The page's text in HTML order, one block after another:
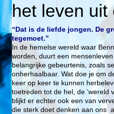
het leven uit
“Dat is de liefde jongen. De
tegemoet.”
In de hemelse wereld waar
worden, duurt een
belangrijke gebeurtenis, zoals
onherhaalbaar. Wat doe je om
keer op keer te kunnen
toetreden tot de hel, de ‘wereld
blijkt er echter ook een van
die sterk doet denken aan ons